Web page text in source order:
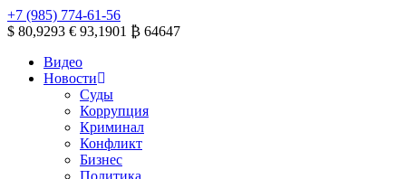
+7 (985) 774-61-56
$ 80,9293 € 93,1901 ₿ 64647
Видео
Новости
Суды
Коррупция
Криминал
Конфликт
Бизнес
Политика